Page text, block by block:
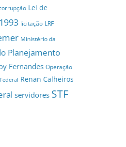
Lei de
licitação LRF
Ministério da
Planejamento
Fernandes Operação
Renan Calheiros
servidores STF